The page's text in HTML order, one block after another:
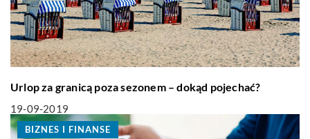
Urlop za granicą poza sezonem – dokąd pojechać?
19-09-2019
BIZNES I FINANSE